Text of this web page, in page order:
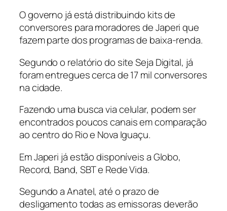
O governo já está distribuindo kits de
conversores para moradores de Japeri que
fazem parte dos programas de baixa-renda.
Segundo o relatório do site Seja Digital, já
foram entregues cerca de 17 mil conversores
na cidade.
Fazendo uma busca via celular, podem ser
encontrados poucos canais em comparação
ao centro do Rio e Nova Iguaçu.
Em Japeri já estão disponíveis a Globo,
Record, Band, SBT e Rede Vida.
Segundo a Anatel, até o prazo de
desligamento todas as emissoras deverão